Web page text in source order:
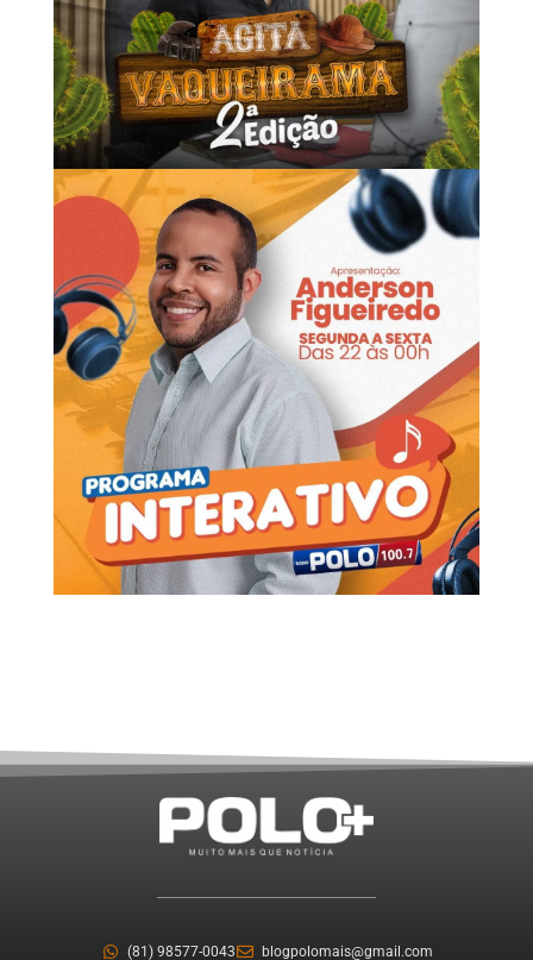
(81) 98577-0043 blogpolomais@gmail.com